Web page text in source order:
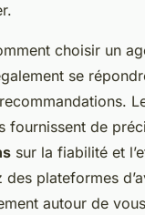
choisir un
se
fournissent de
sur la fiabilité et
des plateformes
autour de